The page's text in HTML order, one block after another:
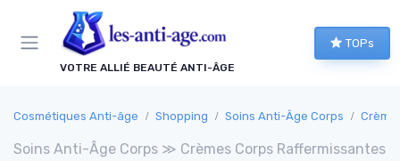
VOTRE ALLIÉ BEAUTÉ ANTI-ÂGE
TOPs
Cosmétiques Anti-âge Shopping Soins Anti-Âge Corps
Soins Anti-Âge Corps ≫ Crèmes Corps Raffermissantes
Panneau de gestion des cookies